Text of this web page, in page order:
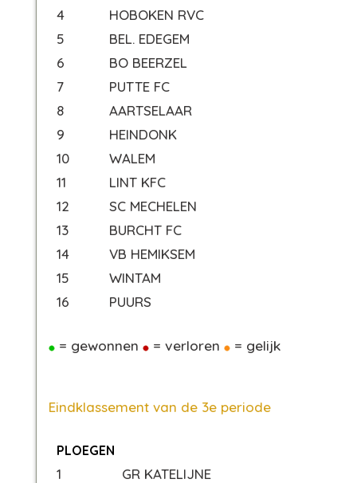
4
HOBOKEN RVC
5
BEL. EDEGEM
6
BO BEERZEL
7
PUTTE FC
8
AARTSELAAR
9
HEINDONK
10
WALEM
11
LINT KFC
12
SC MECHELEN
13
BURCHT FC
14
VB HEMIKSEM
15
WINTAM
16
PUURS
= gewonnen = verloren = gelijk
Eindklassement van de 3e periode
PLOEGEN
1
GR KATELIJNE